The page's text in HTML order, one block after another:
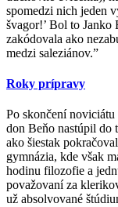
spomedzi nich jeden
švagor!’ Bol to Janko
zakódovala ako
medzi saleziánov.”
Roky prípravy
Po skončení
don Beňo nastúpil do
ako šiestak
gymnázia, kde však
hodinu filozofie a
považovaní za
už absolvované